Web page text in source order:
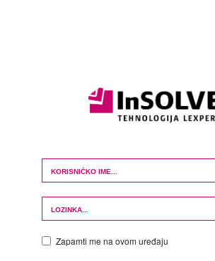
Login Form
Zapamti me na ovom uređaju